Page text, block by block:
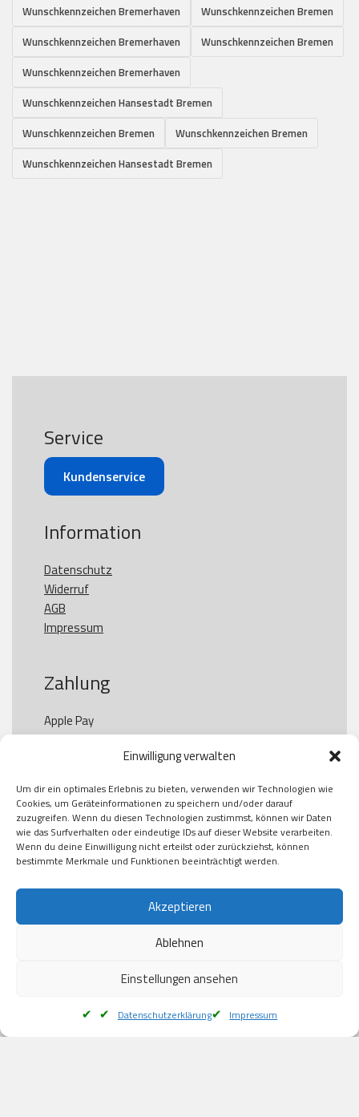
Einwilligung verwalten
Um dir ein optimales Erlebnis zu bieten, verwenden wir Technologien wie
Cookies, um Geräteinformationen zu speichern und/oder darauf
zuzugreifen. Wenn du diesen Technologien zustimmst, können wir Daten
wie das Surfverhalten oder eindeutige IDs auf dieser Website verarbeiten.
Wenn du deine Einwilligung nicht erteilst oder zurückziehst, können
bestimmte Merkmale und Funktionen beeinträchtigt werden.
Akzeptieren
Ablehnen
Einstellungen ansehen
Datenschutzerklärung Impressum
Wunschkennzeichen Bremerhaven
Wunschkennzeichen Bremen
Wunschkennzeichen Bremerhaven
Wunschkennzeichen Bremen
Wunschkennzeichen Bremerhaven
Wunschkennzeichen Hansestadt Bremen
Wunschkennzeichen Bremen
Wunschkennzeichen Bremen
Wunschkennzeichen Hansestadt Bremen
Service
Kundenservice
Information
Datenschutz
Widerruf
AGB
Impressum
Zahlung
Apple Pay
Paypal
Kauf auf Rechung
Klarna
American Express